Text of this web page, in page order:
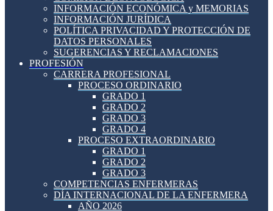
INFORMACIÓN ECONÓMICA y MEMORIAS
INFORMACIÓN JURÍDICA
POLÍTICA PRIVACIDAD Y PROTECCIÓN DE
DATOS PERSONALES
SUGERENCIAS Y RECLAMACIONES
PROFESIÓN
CARRERA PROFESIONAL
PROCESO ORDINARIO
GRADO 1
GRADO 2
GRADO 3
GRADO 4
PROCESO EXTRAORDINARIO
GRADO 1
GRADO 2
GRADO 3
COMPETENCIAS ENFERMERAS
DÍA INTERNACIONAL DE LA ENFERMERA
AÑO 2026